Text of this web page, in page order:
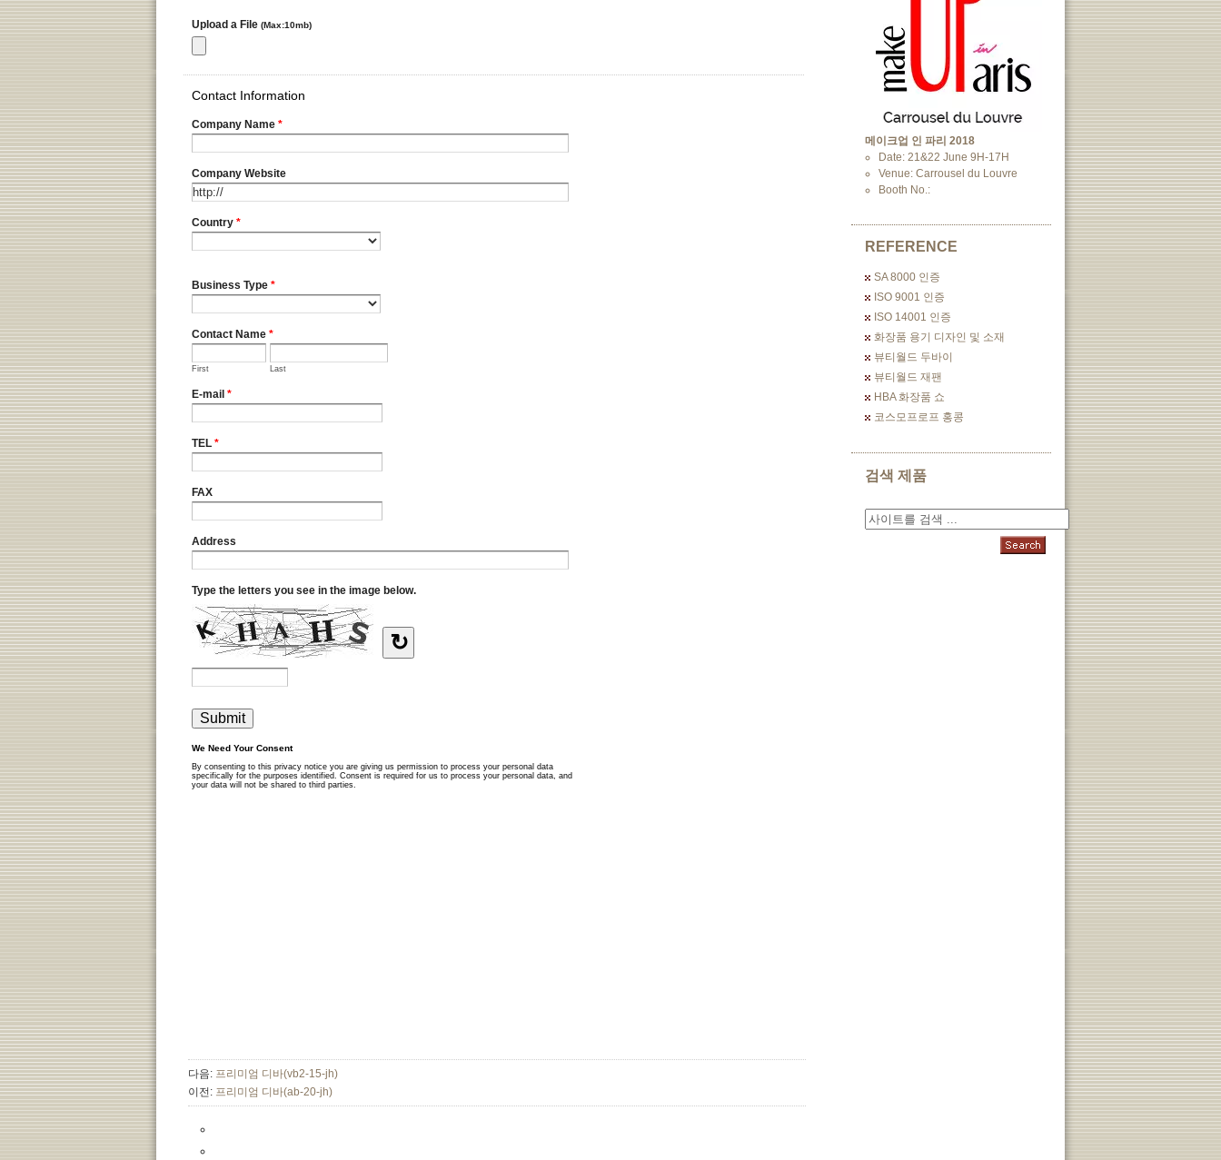
다음: 프리미엄 디바(vb2-15-jh)
이전: 프리미엄 디바(ab-20-jh)
메이크업 인 파리 2018
Date: 21&22 June 9H-17H
Venue: Carrousel du Louvre
Booth No.:
REFERENCE
SA 8000 인증
ISO 9001 인증
ISO 14001 인증
화장품 용기 디자인 및 소재
뷰티월드 두바이
뷰티월드 재팬
HBA 화장품 쇼
코스모프로프 홍콩
검색 제품